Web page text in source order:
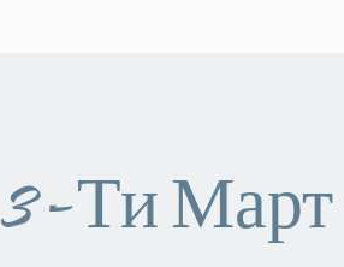
3-Ти Март